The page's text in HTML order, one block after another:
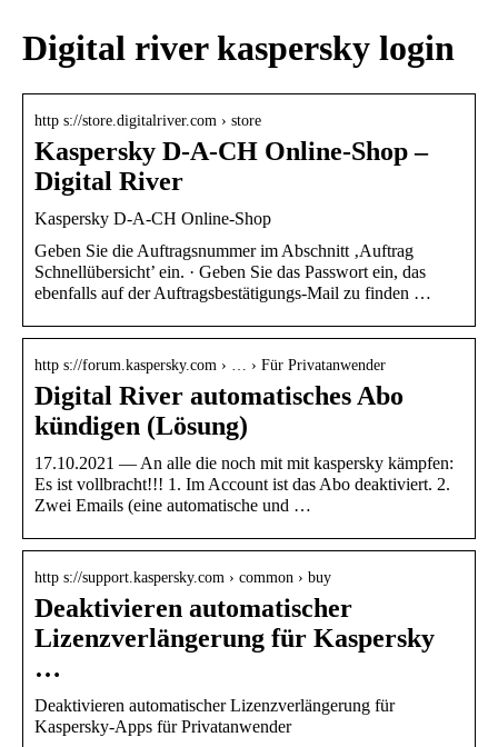
Digital river kaspersky login
http s://store.digitalriver.com › store
Kaspersky D-A-CH Online-Shop –
Digital River
Kaspersky D-A-CH Online-Shop
Geben Sie die Auftragsnummer im Abschnitt ‚Auftrag
Schnellübersicht’ ein. · Geben Sie das Passwort ein, das
ebenfalls auf der Auftragsbestätigungs-Mail zu finden …
http s://forum.kaspersky.com › … › Für Privatanwender
Digital River automatisches Abo
kündigen (Lösung)
17.10.2021 — An alle die noch mit mit kaspersky kämpfen:
Es ist vollbracht!!! 1. Im Account ist das Abo deaktiviert. 2.
Zwei Emails (eine automatische und …
http s://support.kaspersky.com › common › buy
Deaktivieren automatischer
Lizenzverlängerung für Kaspersky
…
Deaktivieren automatischer Lizenzverlängerung für
Kaspersky-Apps für Privatanwender